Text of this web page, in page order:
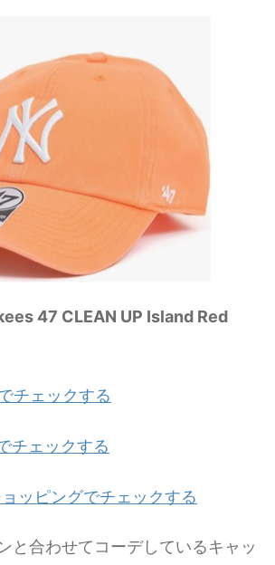
47 CLEAN UP Island Red
チェックする
チェックする
ッピングでチェックする
と合わせてコーデしているキャッ